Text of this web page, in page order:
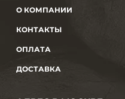
О КОМПАНИИ
КОНТАКТЫ
ОПЛАТА
ДОСТАВКА